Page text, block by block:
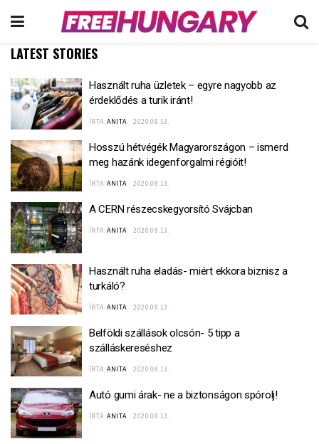
LATEST STORIES
Használt ruha üzletek – egyre nagyobb az
érdeklődés a turik iránt!
ÍRTA:ANITA 2020.08.13.
Hosszú hétvégék Magyarországon – ismerd
meg hazánk idegenforgalmi régióit!
ÍRTA:ANITA 2020.08.13.
A CERN részecskegyorsító Svájcban
ÍRTA:ANITA 2020.08.13.
Használt ruha eladás- miért ekkora biznisz a
turkáló?
ÍRTA:ANITA 2020.08.13.
Belföldi szállások olcsón- 5 tipp a
szálláskereséshez
ÍRTA:ANITA 2020.08.13.
Autó gumi árak- ne a biztonságon spórolj!
ÍRTA:ANITA 2020.08.13.